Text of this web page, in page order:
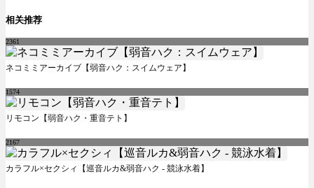
相关推荐
2361
ネコミミアーカイブ【弱音ハク：スイムウェア】
1574
リモコン【弱音ハク・重音テト】
2167
カラフル×セクシィ【巡音ルカ&弱音ハク - 競泳水着】